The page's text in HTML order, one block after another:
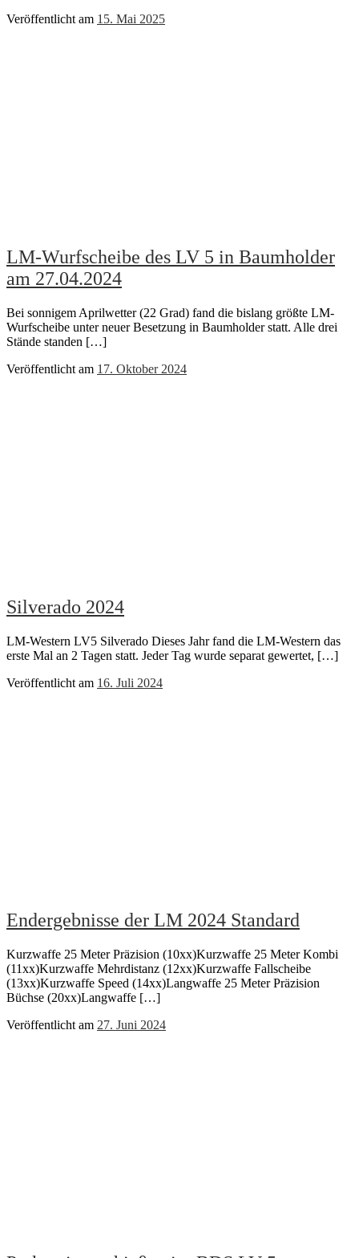
Veröffentlicht am 15. Mai 2025
LM-Wurfscheibe des LV 5 in Baumholder
am 27.04.2024
Bei sonnigem Aprilwetter (22 Grad) fand die bislang größte LM-
Wurfscheibe unter neuer Besetzung in Baumholder statt. Alle drei
Stände standen […]
Veröffentlicht am 17. Oktober 2024
Silverado 2024
LM-Western LV5 Silverado Dieses Jahr fand die LM-Western das
erste Mal an 2 Tagen statt. Jeder Tag wurde separat gewertet, […]
Veröffentlicht am 16. Juli 2024
Endergebnisse der LM 2024 Standard
Kurzwaffe 25 Meter Präzision (10xx)Kurzwaffe 25 Meter Kombi
(11xx)Kurzwaffe Mehrdistanz (12xx)Kurzwaffe Fallscheibe
(13xx)Kurzwaffe Speed (14xx)Langwaffe 25 Meter Präzision
Büchse (20xx)Langwaffe […]
Veröffentlicht am 27. Juni 2024